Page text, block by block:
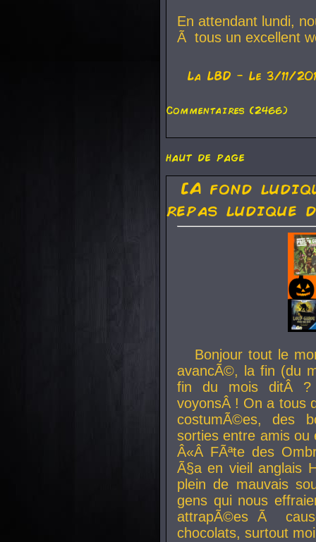
En attendant lundi,
Ã tous un excellent
La LBD - Le 3/11/
Commentaires (2466)
haut de page
[A fond
repas ludique
Bonjour tout le
avancÃ©, la fin (du
fin du mois ditÂ ?
voyonsÂ ! On a tous
costumÃ©es, des
sorties entre amis
Â«Â FÃªte des
Ã§a en vieil anglais
plein de mauvais
gens qui nous
attrapÃ©es Ã
chocolats, surtout